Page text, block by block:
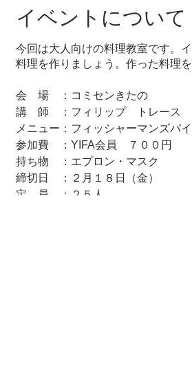
イベントについて
今回は大人向けの料理教室です
料理を作りましょう。作った料理
会 場 ：コミセンきたの
講 師 ：フィリップ トレース
メニュー：フィッシャーマンズパ
参加費 ：YIFA会員 ７０
持ち物 ：エプロン・マスク
締切日 ：２月１８日（金）
定 員 ：２５人